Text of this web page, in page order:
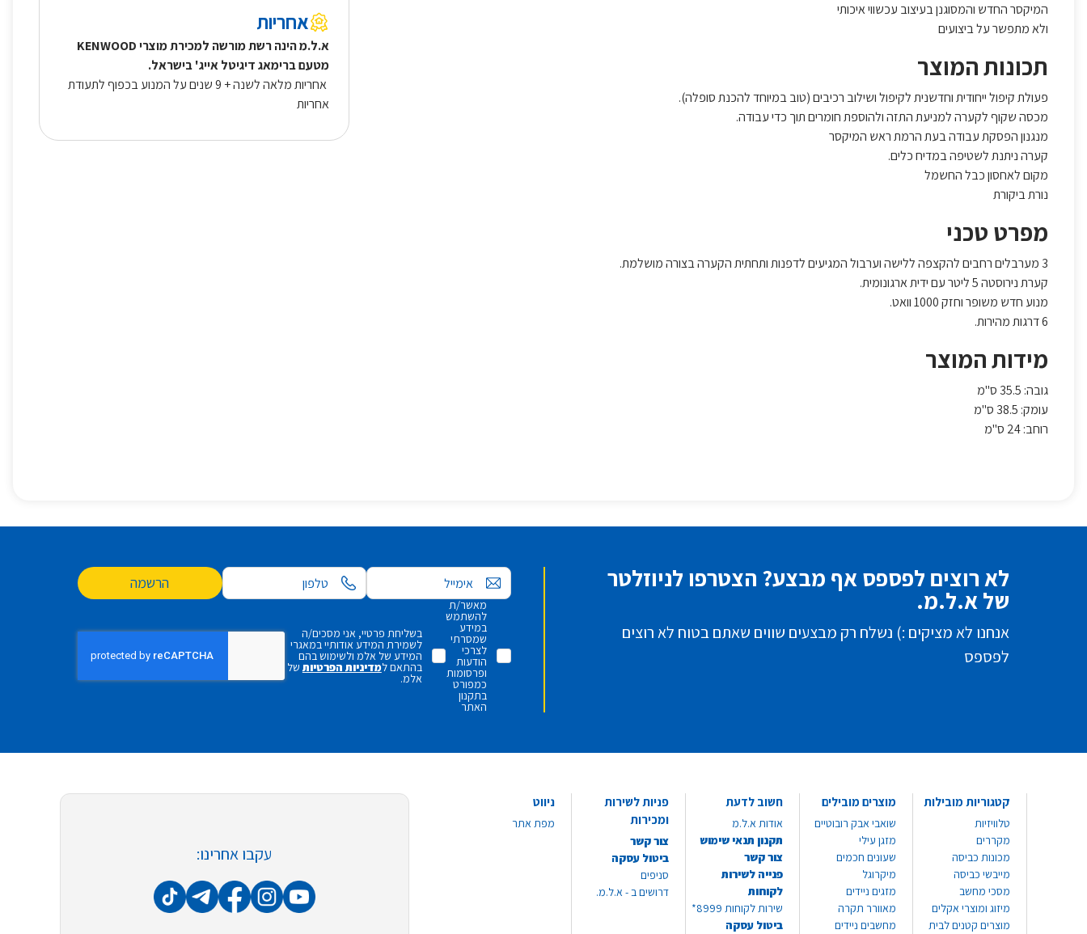
המיקסר החדש והמסוגנן בעיצוב עכשווי איכותי
ולא מתפשר על ביצועים
תכונות המוצר
פעולת קיפול ייחודית וחדשנית לקיפול ושילוב רכיבים (טוב במיוחד להכנת סופלה).
מכסה שקוף לקערה למניעת התזה ולהוספת חומרים תוך כדי עבודה.
מנגנון הפסקת עבודה בעת הרמת ראש המיקסר
קערה ניתנת לשטיפה במדיח כלים.
מקום לאחסון כבל החשמל
נורת ביקורת
מפרט טכני
3 מערבלים רחבים להקצפה ללישה וערבול המגיעים לדפנות ותחתית הקערה בצורה מושלמת.
קערת נירוסטה 5 ליטר עם ידית ארגונומית.
מנוע חדש משופר וחזק 1000 וואט.
6 דרגות מהירות.
מידות המוצר
גובה: 35.5 ס"מ
עומק: 38.5 ס"מ
רוחב: 24 ס"מ
אחריות
א.ל.מ הינה רשת מורשה למכירת מוצרי KENWOOD
מטעם ברימאג דיגיטל אייג' בישראל.
אחריות מלאה לשנה + 9 שנים על המנוע בכפוף לתעודת
אחריות
לא רוצים לפספס אף מבצע? הצטרפו לניוזלטר
של א.ל.מ.
אנחנו לא מציקים :) נשלח רק מבצעים שווים שאתם בטוח לא רוצים
לפספס
אימייל הרשמה
מאשר/ת
להשתמש
במידע
שמסרתי
לצרכי
הודעות
ופרסומות
כמפורט
בתקנון
האתר
בשליחת פרטיי, אני מסכים/ה
לשמירת המידע אודותיי במאגרי
המידע של אלמ ולשימוש בהם
בהתאם למדיניות הפרטיות של
אלמ.
קטגוריות מובילות
טלוויזיות
מקררים
מכונות כביסה
מייבשי כביסה
מסכי מחשב
מיזוג ומוצרי אקלים
מוצרים קטנים לבית
מוצרים מובילים
שואבי אבק רובוטיים
מזגן עילי
שעונים חכמים
מיקרוגל
מזגים ניידים
מאוורר תקרה
מחשבים ניידים
חשוב לדעת
אודות א.ל.מ
תקנון תנאי שימוש
צור קשר
פנייה לשירות
לקוחות
שירות לקוחות 8999*
ביטול עסקה
פניות לשירות
ומכירות
צור קשר
ביטול עסקה
סניפים
דרושים ב - א.ל.מ.
ניווט
מפת אתר
עקבו אחרינו: